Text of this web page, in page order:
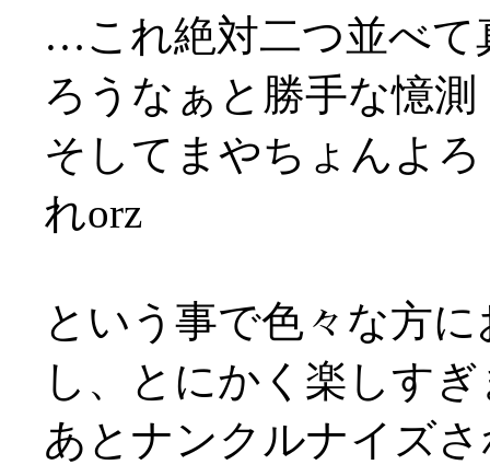
…これ絶対二つ並べて
ろうなぁと勝手な憶測
そしてまやちょんよ
れorz
という事で色々な方
し、とにかく楽しす
あとナンクルナイズ